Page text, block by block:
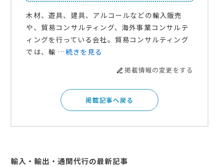
木材、遊具、建具、アルコールなどの輸入販売
や、貿易コンサルティング、海外事業コンサルテ
ィングを行っている会社。貿易コンサルティング
では、輸 …続きを見る
掲載情報の変更をする
掲載記事へ戻る
輸入・輸出・通関代行の最新記事